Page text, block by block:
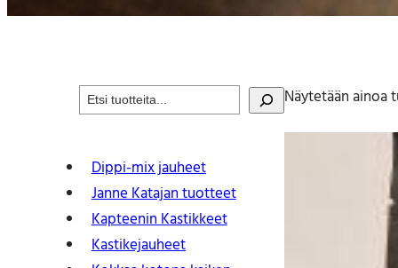
e
Dippi-mix jauheet
Janne Katajan tuotteet
Kapteenin Kastikkeet
Kastike­jauheet
Näytetään ainoa